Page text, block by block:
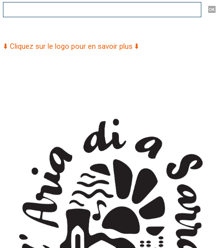
⬇️ Cliquez sur le logo pour en savoir plus ⬇️